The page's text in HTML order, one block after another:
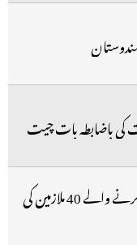
کی باضابطہ بات چیت
ایک آدھار سے دو تنخواہیں حاصل کرنے والے 40 ملازمین کی